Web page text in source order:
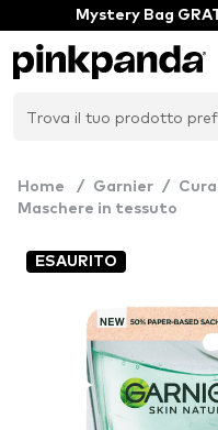
Mystery Bag
Home / Garnier /
Maschere in tessuto
ESAURITO